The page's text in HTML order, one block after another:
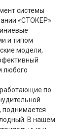
системы
«СТОКЕР»
и типом
модели,
любого
работающие по
поднимается
В нашем